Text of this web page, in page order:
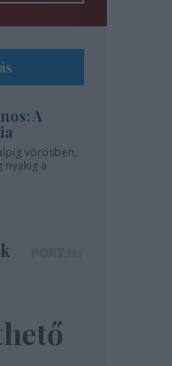
A
vörösben,
nyakig a